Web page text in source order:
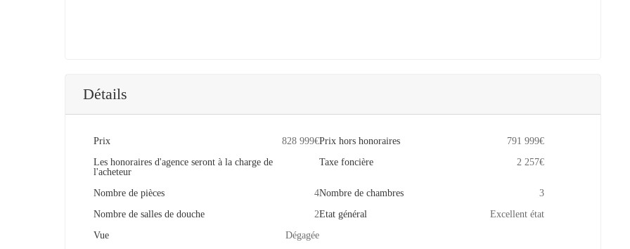
Détails
Prix 828 999€Prix hors honoraires
791 999€
Les honoraires d'agence seront à la charge de
l'acheteur
Taxe foncière 2 257€
Nombre de pièces 4Nombre de chambres
3
Nombre de salles de douche
2Etat général
Excellent état
Vue
Dégagée